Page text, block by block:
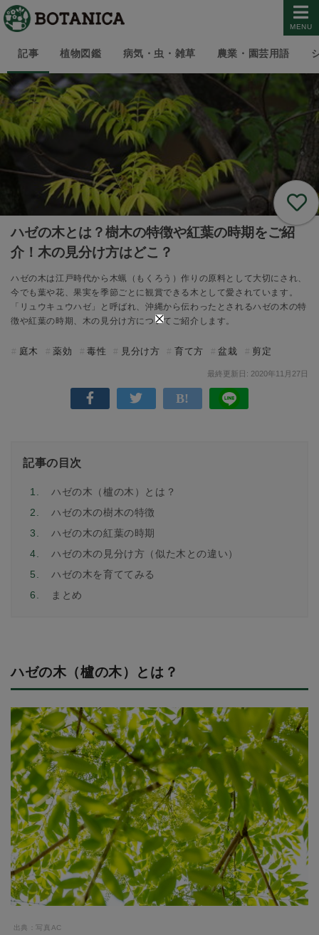
MENU
記事 植物図鑑 病気・虫・雑草 農業・園芸用語
ハゼの木とは？樹木の特徴や紅葉の時期をご紹
介！木の見分け方はどこ？
ハゼの木は江戸時代から木蝋（もくろう）作りの原料として大切にされ、
今でも葉や花、果実を季節ごとに観賞できる木として愛されています。
「リュウキュウハゼ」と呼ばれ、沖縄から伝わったとされるハゼの木の特
徴や紅葉の時期、木の見分け方についてご紹介します。
庭木 薬効 毒性 見分け方 育て方 盆栽 剪定
最終更新日: 2020年11月27日
記事の目次
1.
ハゼの木（櫨の木）とは？
2.
ハゼの木の樹木の特徴
3.
ハゼの木の紅葉の時期
4.
ハゼの木の見分け方（似た木との違い）
5.
ハゼの木を育ててみる
6.
まとめ
ハゼの木（櫨の木）とは？
出典：写真AC